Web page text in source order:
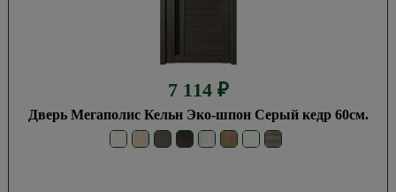
7 114 ₽
Дверь Мегаполис Кельн Эко-шпон Серый кедр 60см.